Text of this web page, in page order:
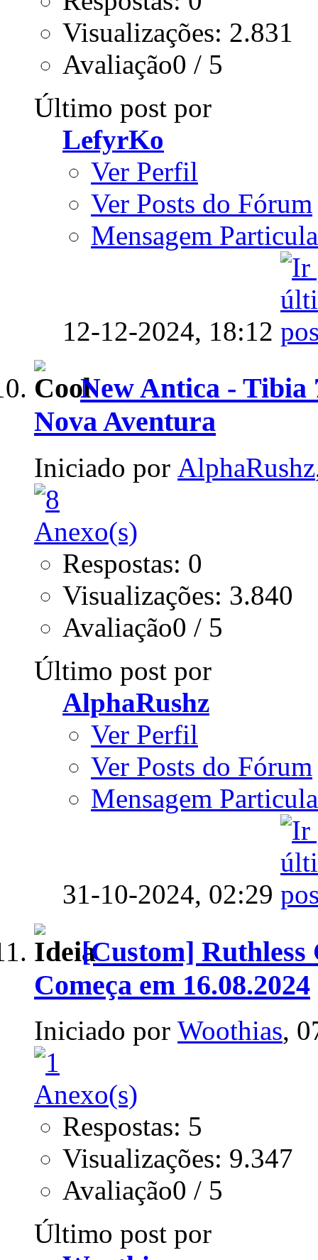
Visualizações: 2.831
Avaliação0 / 5
Último post por
LefyrKo
Ver Perfil
Ver Posts do Fórum
Mensagem
12-12-2024, 18:12
New Antica - Tibia
Nova Aventura
Iniciado por AlphaRushz
Respostas: 0
Visualizações: 3.840
Avaliação0 / 5
Último post por
AlphaRushz
Ver Perfil
Ver Posts do Fórum
Mensagem
31-10-2024, 02:29
[Custom] Ruthless
Começa em 16.08.2024
Iniciado por Woothias,
Respostas: 5
Visualizações: 9.347
Avaliação0 / 5
Último post por